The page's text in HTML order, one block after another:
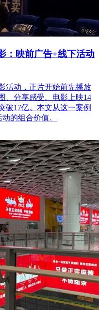
：映前广告+线下活动
活动，正片开始前先播放
、分享感受。电影上映14
破17亿。本文从这一案例
的组合价值。